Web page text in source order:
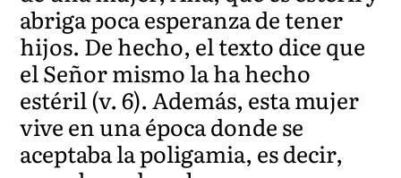
abriga poca esperanza de tener
hijos. De hecho, el texto dice que
el Señor mismo la ha hecho
estéril (v. 6). Además, esta mujer
vive en una época donde se
aceptaba la poligamia, es decir,